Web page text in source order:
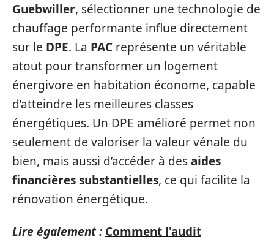
Guebwiller, sélectionner une technologie de
chauffage performante influe directement
sur le DPE. La PAC représente un véritable
atout pour transformer un logement
énergivore en habitation économe, capable
d’atteindre les meilleures classes
énergétiques. Un DPE amélioré permet non
seulement de valoriser la valeur vénale du
bien, mais aussi d’accéder à desaides
financières substantielles, ce qui facilite la
rénovation énergétique.
Lire également : Comment l'audit